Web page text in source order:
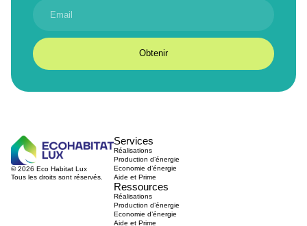
Obtenir
© 2026 Eco Habitat Lux
Tous les droits sont réservés.
Services
Réalisations
Production d’énergie
Economie d’énergie
Aide et Prime
Ressources
Réalisations
Production d’énergie
Economie d’énergie
Aide et Prime